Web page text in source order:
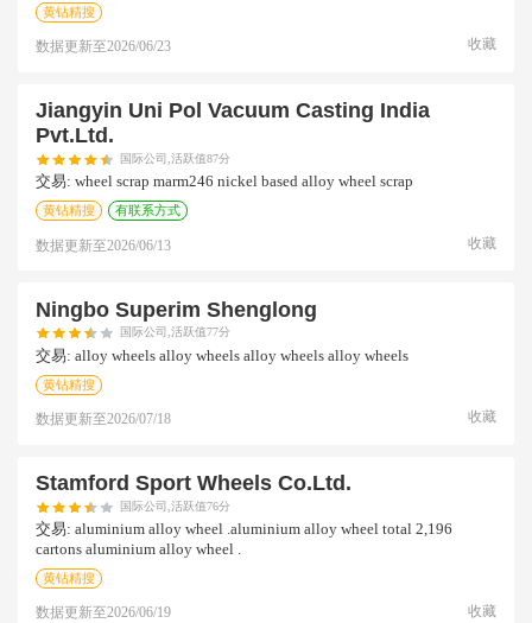
黄钻精搜
数据更新至2026/06/23 收藏
Jiangyin Uni Pol Vacuum Casting India
Pvt.ltd.
国际公司,活跃值87分
交易: wheel scrap marm246 nickel based alloy wheel scrap
黄钻精搜 有联系方式
数据更新至2026/06/13 收藏
Ningbo Superim Shenglong
国际公司,活跃值77分
交易: alloy wheels alloy wheels alloy wheels alloy wheels
黄钻精搜
数据更新至2026/07/18 收藏
Stamford Sport Wheels Co.ltd.
国际公司,活跃值76分
交易: aluminium alloy wheel .aluminium alloy wheel total 2,196
cartons aluminium alloy wheel .
黄钻精搜
数据更新至2026/06/19 收藏